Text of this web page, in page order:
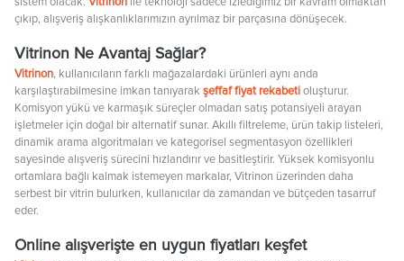
çıkıp, alışveriş alışkanlıklarımızın ayrılmaz bir parçasına dönüşecek.
Vitrinon Ne Avantaj Sağlar?
Vitrinon, kullanıcıların farklı mağazalardaki ürünleri aynı anda
karşılaştırabilmesine imkan tanıyarak şeffaf fiyat rekabetioluşturur.
Komisyon yükü ve karmaşık süreçler olmadan satış potansiyeli arayan
işletmeler için doğal bir alternatif sunar. Akıllı filtreleme, ürün takip listeleri,
dinamik arama algoritmaları ve kategorisel segmentasyon özellikleri
sayesinde alışveriş sürecini hızlandırır ve basitleştirir. Yüksek komisyonlu
ortamlara bağlı kalmak istemeyen markalar, Vitrinon üzerinden daha
serbest bir vitrin bulurken, kullanıcılar da zamandan ve bütçeden tasarruf
eder.
Online alışverişte en uygun fiyatları keşfet